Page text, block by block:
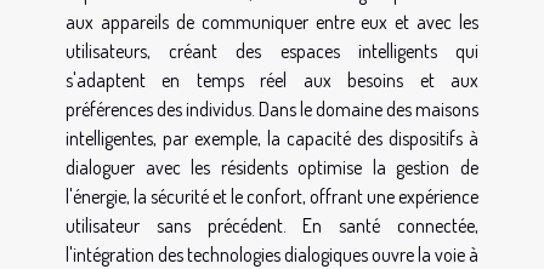
aux appareils de communiquer entre eux et avec les
utilisateurs, créant des espaces intelligents qui
s'adaptent en temps réel aux besoins et aux
préférences des individus. Dans le domaine des maisons
intelligentes, par exemple, la capacité des dispositifs à
dialoguer avec les résidents optimise la gestion de
l'énergie, la sécurité et le confort, offrant une expérience
utilisateur sans précédent. En santé connectée,
l'intégration des technologies dialogiques ouvre la voie à